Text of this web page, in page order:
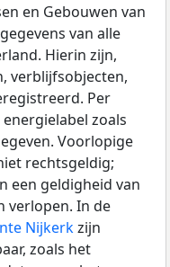
en Gebouwen van
van alle
Hierin zijn,
verblijfsobjecten,
Per
zoals
Voorlopige
rechtsgeldig;
een geldigheid van
verlopen. In de
Nijkerkzijn
zoals het